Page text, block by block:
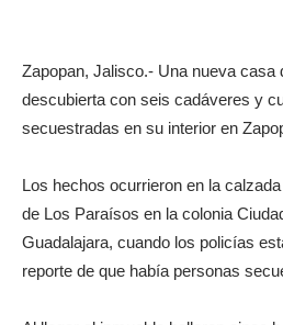
Zapopan, Jalisco.- Una nueva casa
descubierta con seis cadáveres y
secuestradas en su interior en
Los hechos ocurrieron en la
de Los Paraísos en la colonia
Guadalajara, cuando los policías
reporte de que había personas